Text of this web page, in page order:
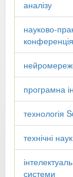
аналізу
науково-
конференція
програмна
технологія
технічні
системи